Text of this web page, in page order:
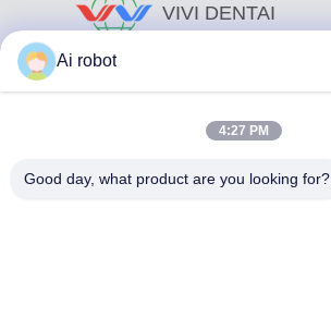
VIVI DENTAI
Ai robot
4:27 PM
Good day, what product are you looking for?